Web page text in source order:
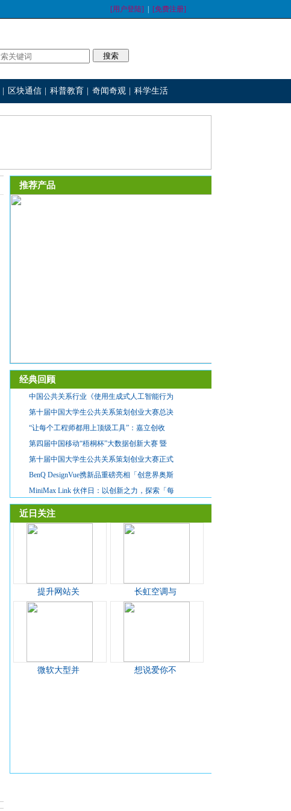
[用户登陆] [免费注册]
区块通信 科普教育 奇闻奇观 科学生活
推荐产品
经典回顾
中国公共关系行业《使用生成式人工智能行为
第十届中国大学生公共关系策划创业大赛总决
“让每个工程师都用上顶级工具”：嘉立创收
第四届中国移动“梧桐杯”大数据创新大赛 暨
第十届中国大学生公共关系策划创业大赛正式
BenQ DesignVue携新品重磅亮相「创意界奥斯
MiniMax Link 伙伴日：以创新之力，探索「每
近日关注
提升网站关 长虹空调与
微软大型并 想说爱你不